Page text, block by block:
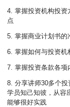
4. 掌握投资机构投资
点
5. 掌握商业计划书的
6. 掌握如何与投资机
7. 掌握投资条款各项
8. 分享讲师30多个
学员知己知彼，从容
能够很好实践